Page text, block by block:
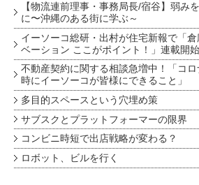
【物流連前理事・事務局長/宿谷】弱み
に〜沖縄のある街に学ぶ～
イーソーコ総研・出村が住宅新報で「倉
ベーション ここがポイント！」連載開始
不動産契約に関する相談急増中！「コロ
時にイーソーコが皆様にできること」
多目的スペースという穴埋め策
サブスクとプラットフォーマーの限界
コンビニ時短で出店戦略が変わる？
ロボット、ビルを行く